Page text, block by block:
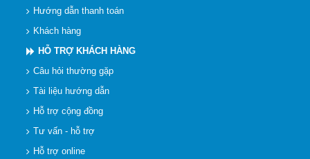
Hướng dẫn thanh toán
Khách hàng
HỖ TRỢ KHÁCH HÀNG
Câu hỏi thường gặp
Tài liệu hướng dẫn
Hỗ trợ cộng đồng
Tư vấn - hỗ trợ
Hỗ trợ online